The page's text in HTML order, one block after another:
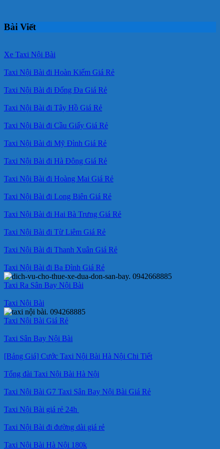
Bài Viết
Xe Taxi Nội Bài
Taxi Nội Bài đi Hoàn Kiếm Giá Rẻ
Taxi Nội Bài đi Đống Đa Giá Rẻ
Taxi Nội Bài đi Tây Hồ Giá Rẻ
Taxi Nội Bài đi Cầu Giấy Giá Rẻ
Taxi Nội Bài đi Mỹ Đình Giá Rẻ
Taxi Nội Bài đi Hà Đông Giá Rẻ
Taxi Nội Bài đi Hoàng Mai Giá Rẻ
Taxi Nội Bài đi Long Biên Giá Rẻ
Taxi Nội Bài đi Hai Bà Trưng Giá Rẻ
Taxi Nội Bài đi Từ Liêm Giá Rẻ
Taxi Nội Bài đi Thanh Xuân Giá Rẻ
Taxi Nội Bài đi Ba Đình Giá Rẻ
Taxi Ra Sân Bay Nội Bài
Taxi Nội Bài
Taxi Nội Bài Giá Rẻ
Taxi Sân Bay Nội Bài
[Bảng Giá] Cước Taxi Nội Bài Hà Nội Chi Tiết
Tổng đài Taxi Nội Bài Hà Nội
Taxi Nội Bài G7 Taxi Sân Bay Nội Bài Giá Rẻ
Taxi Nội Bài giá rẻ 24h
Taxi Nội Bài đi đường dài giá rẻ
Taxi Nội Bài Hà Nội 180k